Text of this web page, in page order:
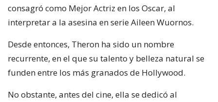
consagró como Mejor Actriz en los Oscar, al
interpretar a la asesina en serie Aileen Wuornos.
Desde entonces, Theron ha sido un nombre
recurrente, en el que su talento y belleza natural se
funden entre los más granados de Hollywood.
No obstante, antes del cine, ella se dedicó al